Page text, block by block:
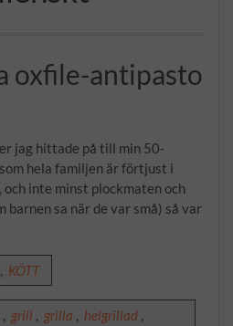
oxfile-antipasto
jag hittade på till min 50-
hela familjen är förtjust i
inte minst plockmaten och
barnen sa när de var små) så var
, KÖTT
, grill , grilla , helgrillad ,